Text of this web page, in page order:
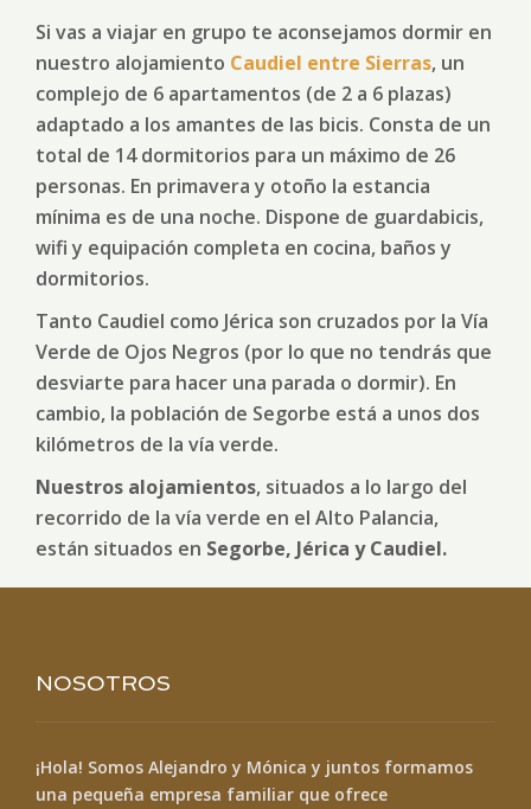
Si vas a viajar en grupo te aconsejamos dormir en
nuestro alojamiento Caudiel entre Sierras, un
complejo de 6 apartamentos (de 2 a 6 plazas)
adaptado a los amantes de las bicis. Consta de un
total de 14 dormitorios para un máximo de 26
personas. En primavera y otoño la estancia
mínima es de una noche. Dispone de guardabicis,
wifi y equipación completa en cocina, baños y
dormitorios.
Tanto Caudiel como Jérica son cruzados por la Vía
Verde de Ojos Negros (por lo que no tendrás que
desviarte para hacer una parada o dormir). En
cambio, la población de Segorbe está a unos dos
kilómetros de la vía verde.
Nuestros alojamientos, situados a lo largo del
recorrido de la vía verde en el Alto Palancia,
están situados en Segorbe, Jérica y Caudiel.
NOSOTROS
¡Hola! Somos Alejandro y Mónica y juntos formamos
una pequeña empresa familiar que ofrece